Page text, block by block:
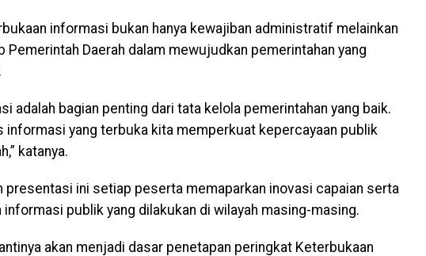
informasi bukan hanya kewajiban administratif melainkan
Pemerintah Daerah dalam mewujudkan pemerintahan yang
adalah bagian penting dari tata kelola pemerintahan yang baik.
informasi yang terbuka kita memperkuat kepercayaan publik
katanya.
presentasi ini setiap peserta memaparkan inovasi capaian serta
publik yang dilakukan di wilayah masing-masing.
akan menjadi dasar penetapan peringkat Keterbukaan